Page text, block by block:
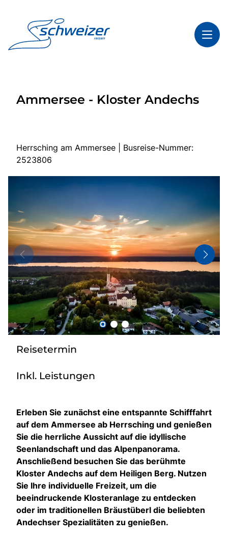
Highlights
Tagesfahrten
Bus anmieten
Kataloge
Kontakt
Ammersee - Kloster Andechs
Herrsching am Ammersee | Busreise-Nummer:
2523806
Reisetermin
Inkl. Leistungen
Erleben Sie zunächst eine entspannte Schifffahrt
auf dem Ammersee ab Herrsching und genießen
Sie die herrliche Aussicht auf die idyllische
Seenlandschaft und das Alpenpanorama.
Anschließend besuchen Sie das berühmte
Kloster Andechs auf dem Heiligen Berg. Nutzen
Sie Ihre individuelle Freizeit, um die
beeindruckende Klosteranlage zu entdecken
oder im traditionellen Bräustüberl die beliebten
Andechser Spezialitäten zu genießen.